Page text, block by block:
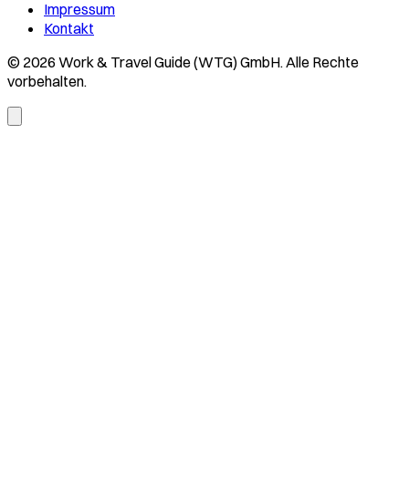
Impressum
Kontakt
© 2026 Work & Travel Guide (WTG) GmbH. Alle Rechte
vorbehalten.